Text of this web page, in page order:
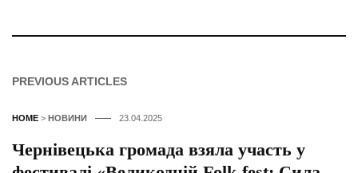
PREVIOUS ARTICLES
HOME > НОВИНИ 23.04.2025
Чернівецька громада взяла участь у